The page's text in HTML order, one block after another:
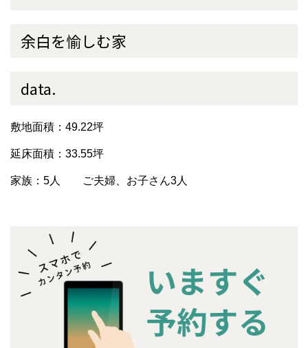
余白を愉しむ家
data.
敷地面積：49.22坪
延床面積：33.55坪
家族：5人 ご夫婦、お子さん3人